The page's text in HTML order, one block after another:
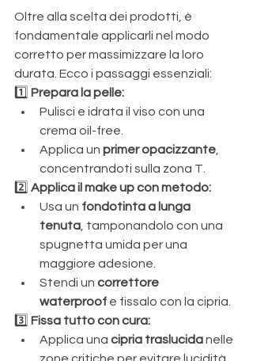
Oltre alla scelta dei prodotti, è
fondamentale applicarli nel modo
corretto per massimizzare la loro
durata. Ecco i passaggi essenziali:
1️⃣ Prepara la pelle:
Pulisci e idrata il viso con una
crema oil-free.
Applica un primer opacizzante
concentrandoti sulla zona T.
2️⃣ Applica il make up con metodo:
Usa un fondotinta a lunga
tenuta , tamponandolo con una
spugnetta umida per una
maggiore adesione.
Stendi un correttore
waterproof e fissalo con la cipria.
3️⃣ Fissa tutto con cura:
Applica una cipria traslucida nelle